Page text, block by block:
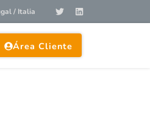
/ Italia
Área Cliente